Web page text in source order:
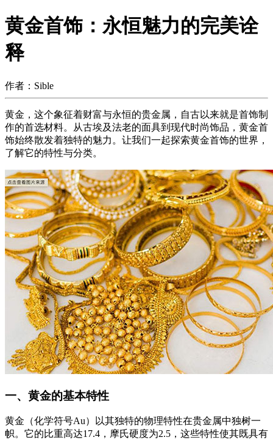
黄金首饰：永恒魅力的完美诠
释
作者：Sible
黄金，这个象征着财富与永恒的贵金属，自古以来就是首饰制
作的首选材料。从古埃及法老的面具到现代时尚饰品，黄金首
饰始终散发着独特的魅力。让我们一起探索黄金首饰的世界，
了解它的特性与分类。
一、黄金的基本特性
黄金（化学符号Au）以其独特的物理特性在贵金属中独树一
帜。它的比重高达17.4，摩氏硬度为2.5，这些特性使其既具有